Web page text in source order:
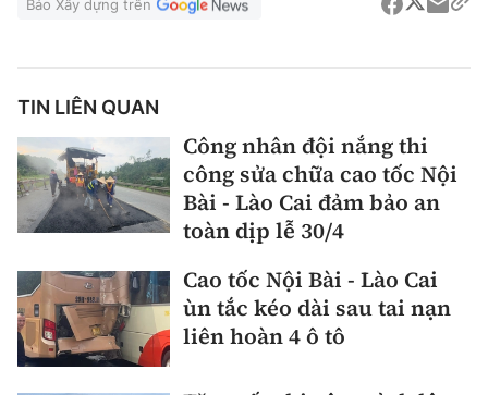
Báo Xây dựng trên
TIN LIÊN QUAN
Công nhân đội nắng thi
công sửa chữa cao tốc Nội
Bài - Lào Cai đảm bảo an
toàn dịp lễ 30/4
Cao tốc Nội Bài - Lào Cai
ùn tắc kéo dài sau tai nạn
liên hoàn 4 ô tô